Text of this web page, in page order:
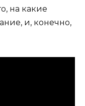
на какие
и, конечно,